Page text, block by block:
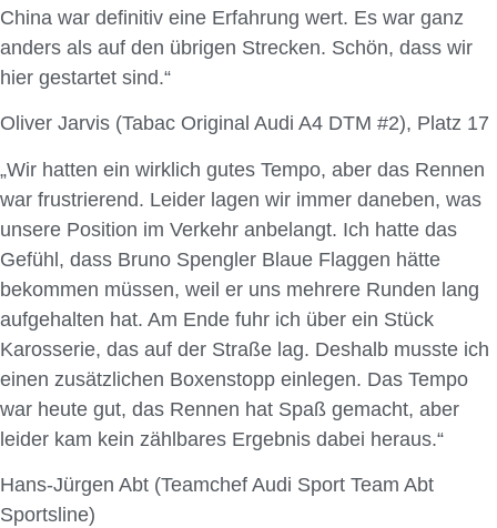
China war definitiv eine Erfahrung wert. Es war ganz
anders als auf den übrigen Strecken. Schön, dass wir
hier gestartet sind.“
Oliver Jarvis (Tabac Original Audi A4 DTM #2), Platz 17
„Wir hatten ein wirklich gutes Tempo, aber das Rennen
war frustrierend. Leider lagen wir immer daneben, was
unsere Position im Verkehr anbelangt. Ich hatte das
Gefühl, dass Bruno Spengler Blaue Flaggen hätte
bekommen müssen, weil er uns mehrere Runden lang
aufgehalten hat. Am Ende fuhr ich über ein Stück
Karosserie, das auf der Straße lag. Deshalb musste ich
einen zusätzlichen Boxenstopp einlegen. Das Tempo
war heute gut, das Rennen hat Spaß gemacht, aber
leider kam kein zählbares Ergebnis dabei heraus.“
Hans-Jürgen Abt (Teamchef Audi Sport Team Abt
Sportsline)